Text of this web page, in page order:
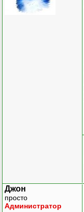
Джон
просто
Администратор